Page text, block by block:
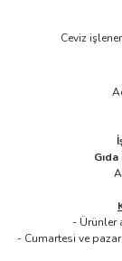
Ceviz
- Ürünler
- Cumartesi ve